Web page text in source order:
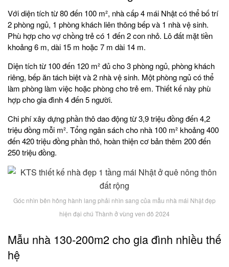
Với diện tích từ 80 đến 100 m², nhà cấp 4 mái Nhật có thể bố trí
2 phòng ngủ, 1 phòng khách liên thông bếp và 1 nhà vệ sinh.
Phù hợp cho vợ chồng trẻ có 1 đến 2 con nhỏ. Lô đất mặt tiền
khoảng 6 m, dài 15 m hoặc 7 m dài 14 m.
Diện tích từ 100 đến 120 m² đủ cho 3 phòng ngủ, phòng khách
riêng, bếp ăn tách biệt và 2 nhà vệ sinh. Một phòng ngủ có thể
làm phòng làm việc hoặc phòng cho trẻ em. Thiết kế này phù
hợp cho gia đình 4 đến 5 người.
Chi phí xây dựng phần thô dao động từ 3,9 triệu đồng đến 4,2
triệu đồng mỗi m². Tổng ngân sách cho nhà 100 m² khoảng 400
đến 420 triệu đồng phần thô, hoàn thiện cơ bản thêm 200 đến
250 triệu đồng.
Góc nhìn bên hông hành lang phải nhìn sang của mẫu nhà mái Nhật đẹp
hiện đại chú Thành ở vùng ven đô 2024
Mẫu nhà 130-200m2 cho gia đình nhiều thế
hệ